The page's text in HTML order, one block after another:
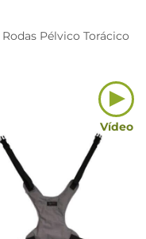
Pélvico Torácico
Vídeo